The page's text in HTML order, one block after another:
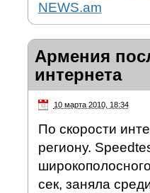
NEWS.am
Армения
интернета
10 марта 2010, 18:34
По скорости
региону.
сек, заняла